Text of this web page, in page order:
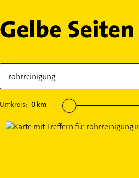
Umkreis: 0km